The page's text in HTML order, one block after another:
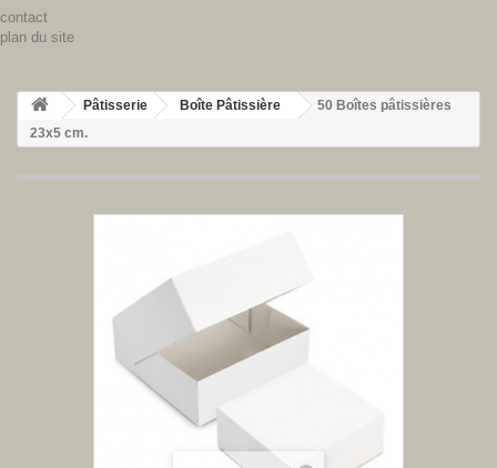
contact
plan du site
Pâtisserie Boîte Pâtissière
50 Boîtes pâtissières
23x5 cm.